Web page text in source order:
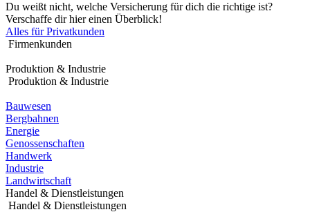
Du weißt nicht, welche Versicherung für dich die richtige ist?
Verschaffe dir hier einen Überblick!
Alles für Privatkunden
Firmenkunden
Produktion & Industrie
Produktion & Industrie
Bauwesen
Bergbahnen
Energie
Genossenschaften
Handwerk
Industrie
Landwirtschaft
Handel & Dienstleistungen
Handel & Dienstleistungen